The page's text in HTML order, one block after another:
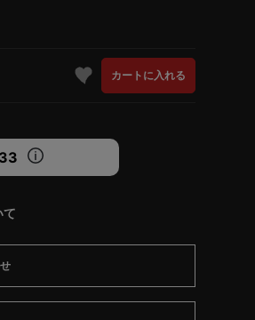
カートに入れる
て